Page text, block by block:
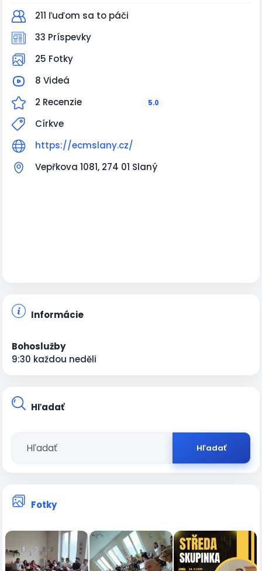
211 ľuďom sa to páči
33 Príspevky
25 Fotky
8 Videá
2 Recenzie
5.0
Církve
https://ecmslany.cz/
Vepřkova 1081, 274 01 Slaný
Informácie
Bohoslužby
9:30 každou neděli
Hľadať
Hľadať
Fotky